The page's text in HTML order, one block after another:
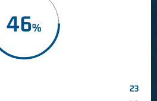
46
23